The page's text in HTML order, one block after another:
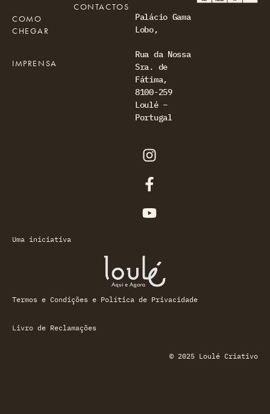
Palácio Gama
Lobo,
Rua da Nossa
Sra. de
Fátima,
8100-259
Loulé –
Portugal
COMO
CHEGAR
IMPRENSA
CONTACTOS
Uma iniciativa
Termos e Condições e Política de Privacidade
Livro de Reclamações
© 2025 Loulé Criativo